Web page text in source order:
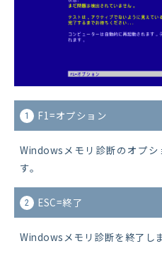
1 F1=オプション
Windowsメモリ診断のオプ
す。
2 ESC=終了
Windowsメモリ診断を終了し